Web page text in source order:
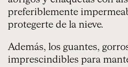
preferiblemente
protegerte de la nieve.
Además, los guantes,
imprescindibles para